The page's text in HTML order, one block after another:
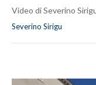
Video di Severino
Severino Sirigu